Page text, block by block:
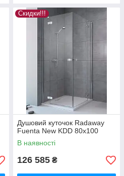
Скидки!!!
Душовий куточок Radaway
Fuenta New KDD 80x100
В наявності
126 585 ₴